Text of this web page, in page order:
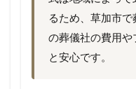
るため、草加市
の葬儀社の費用や
と安心です。